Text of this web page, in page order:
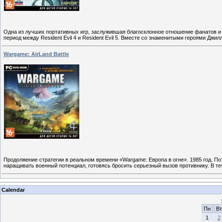
Одна из лучших портативных игр, заслужившая благосклонное отношение
период между Resident Evil 4 и Resident Evil 5. Вместе со знаменитыми героями
Wargame: AirLand Battle
Продолжение стратегии в реальном времени «Wargame: Европа в огне». 1985 год.
наращивать военный потенциал, готовясь бросить серьезный вызов противнику. В
Calendar
Пн
Вт
1
2